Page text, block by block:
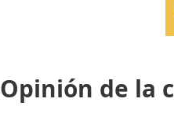
Opinión de la